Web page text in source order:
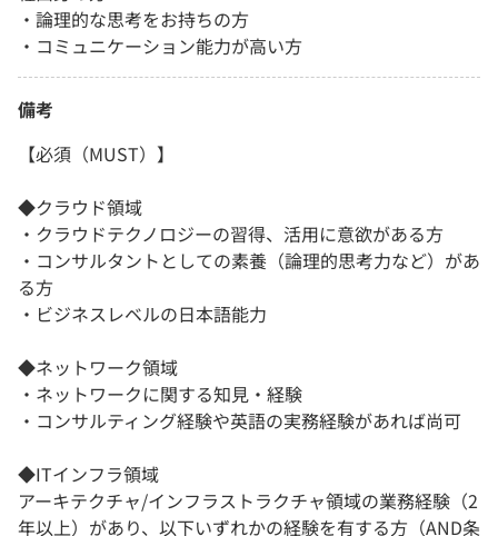
・論理的な思考をお持ちの方
・コミュニケーション能力が高い方
備考
【必須（MUST）】
◆クラウド領域
・クラウドテクノロジーの習得、活用に意欲がある方
・コンサルタントとしての素養（論理的思考力など）があ
る方
・ビジネスレベルの日本語能力
◆ネットワーク領域
・ネットワークに関する知見・経験
・コンサルティング経験や英語の実務経験があれば尚可
◆ITインフラ領域
アーキテクチャ/インフラストラクチャ領域の業務経験（2
年以上）があり、以下いずれかの経験を有する方（AND条